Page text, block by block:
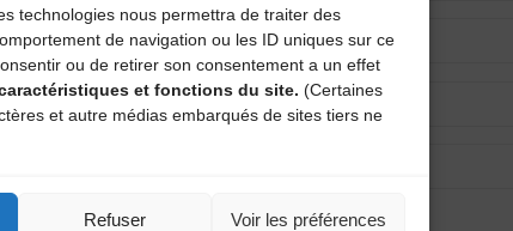
technologies nous permettra de traiter des
de navigation ou les ID uniques sur ce
ou de retirer son consentement a un effet
et fonctions du site. (Certaines
et autre médias embarqués de sites tiers ne
Refuser Voir les préférences